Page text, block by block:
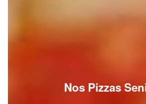
Nos Pizzas